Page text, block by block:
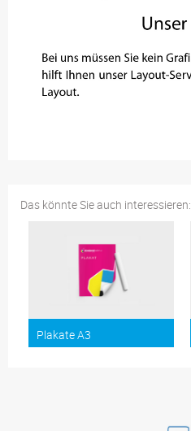
Das könnte Sie auch interessieren:
Plakate A3